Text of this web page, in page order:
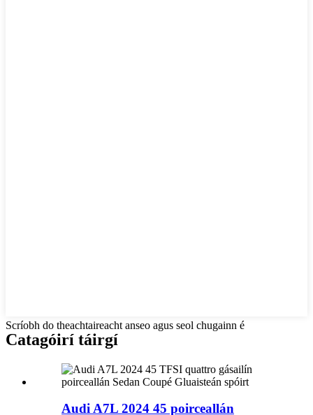
Scríobh do theachtaireacht anseo agus seol chugainn é
Catagóirí táirgí
Audi A7L 2024 45 poirceallán